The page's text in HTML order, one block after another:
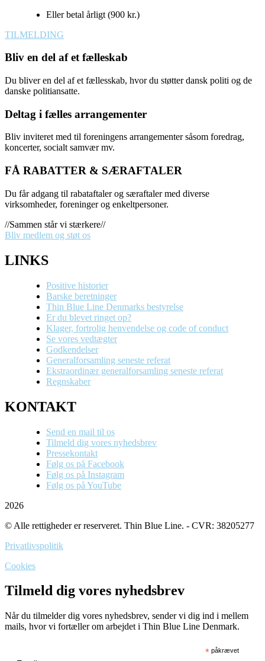
Eller betal årligt (900 kr.)
TILMELDING
Bliv en del af et fælleskab
Du bliver en del af et fællesskab, hvor du støtter dansk politi og de
danske politiansatte.
Deltag i fælles arrangementer
Bliv inviteret med til foreningens arrangementer såsom foredrag,
koncerter, socialt samvær mv.
FÅ RABATTER & SÆRAFTALER
Du får adgang til rabataftaler og særaftaler med diverse
virksomheder, foreninger og enkeltpersoner.
//Sammen står vi stærkere//
Bliv medlem og støt os
LINKS
Positive historier
Barske beretninger
Thin Blue Line Denmarks bestyrelse
Er du blevet ringet op?
Klager, fortrolig henvendelse og code of conduct
Se vores vedtægter
Godkendelser
Generalforsamling seneste referat
Ekstraordinær generalforsamling seneste referat
Regnskaber
KONTAKT
Send en mail til os
Tilmeld dig vores nyhedsbrev
Pressekontakt
Følg os på Facebook
Følg os på Instagram
Følg os på YouTube
2026
© Alle rettigheder er reserveret. Thin Blue Line. - CVR: 38205277
Privatlivspolitik
Cookies
Tilmeld dig vores nyhedsbrev
Når du tilmelder dig vores nyhedsbrev, sender vi dig ind i mellem
mails, hvor vi fortæller om arbejdet i Thin Blue Line Denmark.
* påkrævet